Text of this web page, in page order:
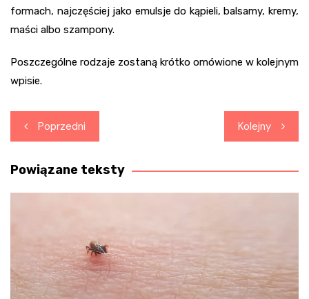
formach, najczęściej jako emulsje do kąpieli, balsamy, kremy,
maści albo szampony.
Poszczególne rodzaje zostaną krótko omówione w kolejnym
wpisie.
Nawigacja
wpisu
Poprzedni Kolejny
Powiązane teksty